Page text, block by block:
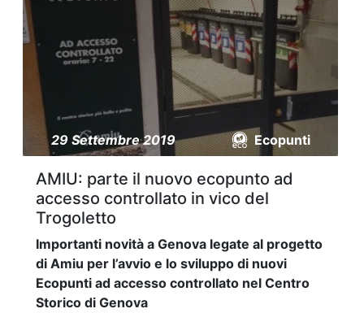
29 Settembre 2019 Ecopunti
AMIU: parte il nuovo ecopunto ad
accesso controllato in vico del
Trogoletto
Importanti novità a Genova legate al progetto
di Amiu per l’avvio e lo sviluppo di nuovi
Ecopunti ad accesso controllato nel Centro
Storico di Genova